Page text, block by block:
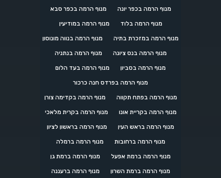
מנוף הרמה בכפר יונה מנוף הרמה בכפר סבא
מנוף הרמה בלוד מנוף הרמה במודיעין
מנוף הרמה במזכרת בתיה מנוף הרמה בנווה מונוסון
מנוף הרמה בנס ציונה מנוף הרמה בנתניה
מנוף הרמה בסביון מנוף הרמה בעד הלום
מנוף הרמה בפרדס חנה כרכור
מנוף הרמה בפתח תקווה מנוף הרמה בקדימה צורן
מנוף הרמה בקריית אונו מנוף הרמה בקרית מלאכי
מנוף הרמה בראש העין מנוף הרמה בראשון לציון
מנוף הרמה ברחובות מנוף הרמה ברמלה
מנוף הרמה ברמת אפעל מנוף הרמה ברמת גן
מנוף הרמה ברמת השרון מנוף הרמה ברעננה